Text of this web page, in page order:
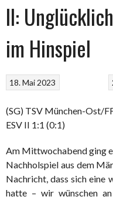
II:
im Hinspiel
18. Mai 2023
(SG) TSV München-Ost/
ESV II 1:1 (0:1)
Am Mittwochabend ging
Nachholspiel aus dem
Nachricht, dass sich eine
hatte – wir wünschen